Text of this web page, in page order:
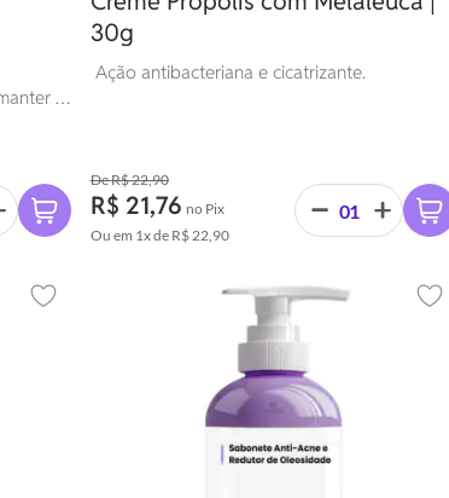
a
30g
Ação antibacteriana e cicatrizante.
R$ 22,90
R$ 21,76 no Pix
Ou em 1xde R$ 22,90
Adicionar aos favoritos